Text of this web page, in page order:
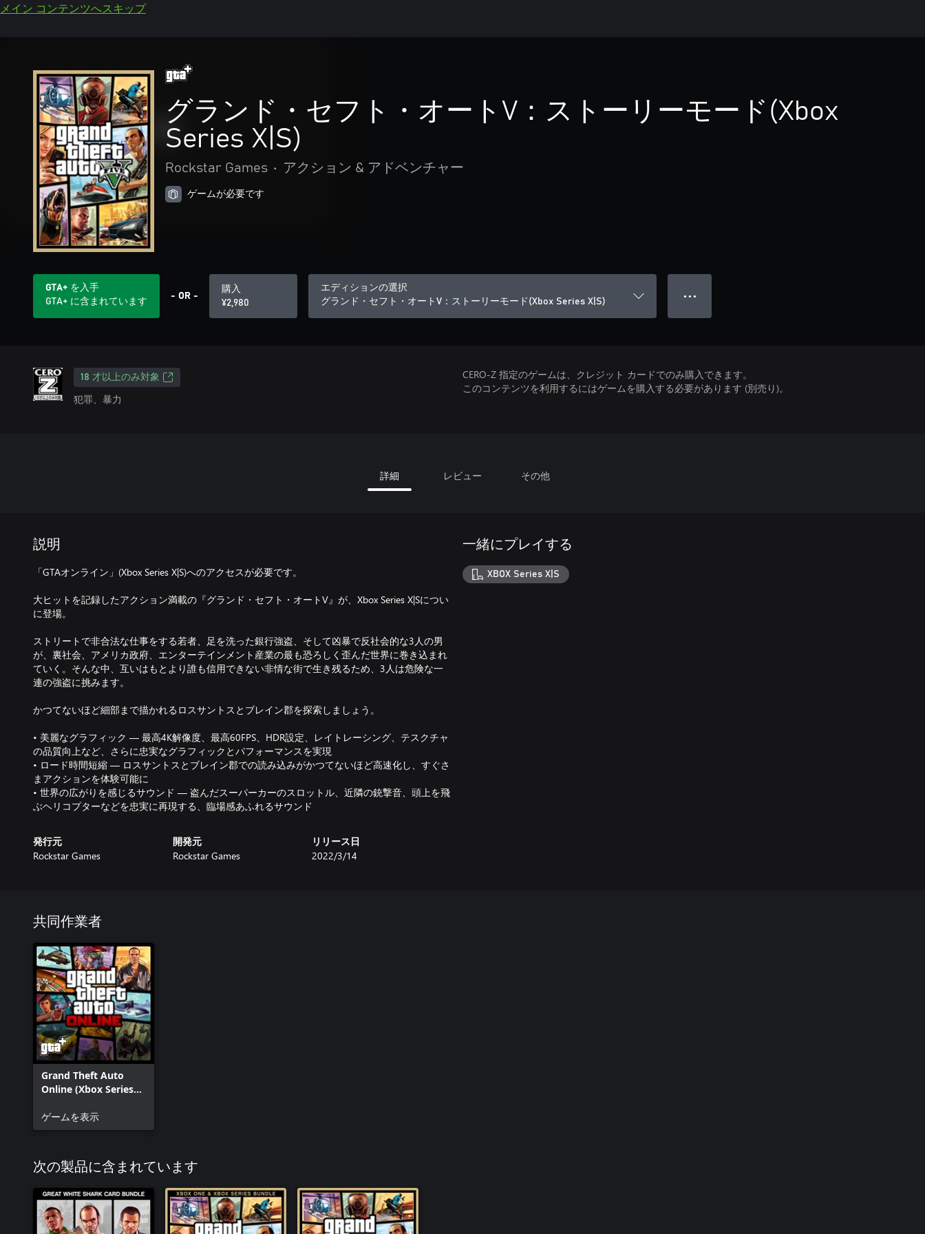
メイン コンテンツへスキップ
グランド・セフト・オートV：ストーリーモード(Xbox
Series X|S)
Rockstar Games • アクション & アドベンチャー
ゲームが必要です
GTA+ を入手
GTA+ に含まれています
- OR -
購入
¥2,980
エディションの選択
グランド・セフト・オートV：ストーリーモード(Xbox Series X|S)
● ● ●
18 才以上のみ対象
犯罪、暴力
CERO-Z 指定のゲームは、クレジット カードでのみ購入できます。
このコンテンツを利用するにはゲームを購入する必要があります (別売り)。
詳細 レビュー その他
説明
「GTAオンライン」(Xbox Series X|S)へのアクセスが必要です。
大ヒットを記録したアクション満載の『グランド・セフト・オートV』が、Xbox Series X|Sについ
に登場。
ストリートで非合法な仕事をする若者、足を洗った銀行強盗、そして凶暴で反社会的な3人の男
が、裏社会、アメリカ政府、エンターテインメント産業の最も恐ろしく歪んだ世界に巻き込まれ
ていく。そんな中、互いはもとより誰も信用できない非情な街で生き残るため、3人は危険な一
連の強盗に挑みます。
かつてないほど細部まで描かれるロスサントスとブレイン郡を探索しましょう。
• 美麗なグラフィック — 最高4K解像度、最高60FPS、HDR設定、レイトレーシング、テスクチャ
の品質向上など、さらに忠実なグラフィックとパフォーマンスを実現
• ロード時間短縮 — ロスサントスとブレイン郡での読み込みがかつてないほど高速化し、すぐさ
まアクションを体験可能に
• 世界の広がりを感じるサウンド — 盗んだスーパーカーのスロットル、近隣の銃撃音、頭上を飛
ぶヘリコプターなどを忠実に再現する、臨場感あふれるサウンド
発行元
Rockstar Games
開発元
Rockstar Games
リリース日
2022/3/14
一緒にプレイする
XBOX Series X|S
共同作業者
Grand Theft Auto
Online (Xbox Series
ゲームを表示
次の製品に含まれています